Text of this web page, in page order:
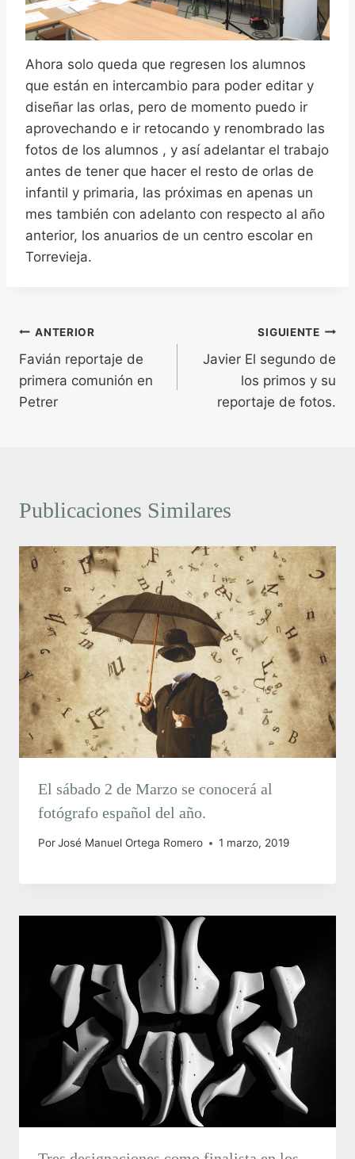
Ahora solo queda que regresen los alumnos
que están en intercambio para poder editar y
diseñar las orlas, pero de momento puedo ir
aprovechando e ir retocando y renombrado las
fotos de los alumnos , y así adelantar el trabajo
antes de tener que hacer el resto de orlas de
infantil y primaria, las próximas en apenas un
mes también con adelanto con respecto al año
anterior, los anuarios de un centro escolar en
Torrevieja.
Navegación
de
entradas
ANTERIOR
Favián reportaje de
primera comunión en
Petrer
SIGUIENTE
Javier El segundo de
los primos y su
reportaje de fotos.
Publicaciones Similares
El sábado 2 de Marzo se conocerá al
fotógrafo español del año.
PorJosé Manuel Ortega Romero 1 marzo, 2019